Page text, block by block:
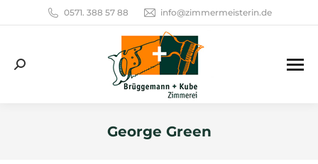
0571. 388 57 88 info@zimmermeisterin.de
Search:
George Green